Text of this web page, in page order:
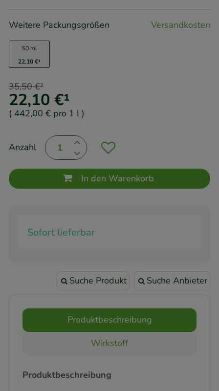
Weitere Packungsgrößen Versandkosten
50 ml
22,10 €¹
22,10 €¹
35,50 €²
( 442,00 € pro 1 l )
Anzahl
In den Warenkorb
Sofort lieferbar
Suche Produkt Suche Anbieter
Produktbeschreibung
Wirkstoff
Produktbeschreibung